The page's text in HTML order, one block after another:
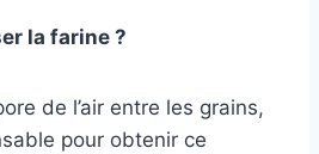
la farine ?
de l’air entre les grains,
pour obtenir ce